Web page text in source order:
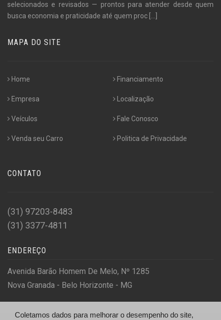
selecionados e revisados — prontos para atender desde quem
busca economia e praticidade até quem proc
MAPA DO SITE
Home
Empresa
Veículos
Venda seu Carro
Financiamento
Localização
Fale Conosco
Politica de Privacidade
CONTATO
(31) 97203-8483
(31) 3377-4811
ENDEREÇO
Avenida Barão Homem De Melo, Nº 1285
Nova Granada - Belo Horizonte - MG
Coletamos dados para melhorar o desempenho do site,